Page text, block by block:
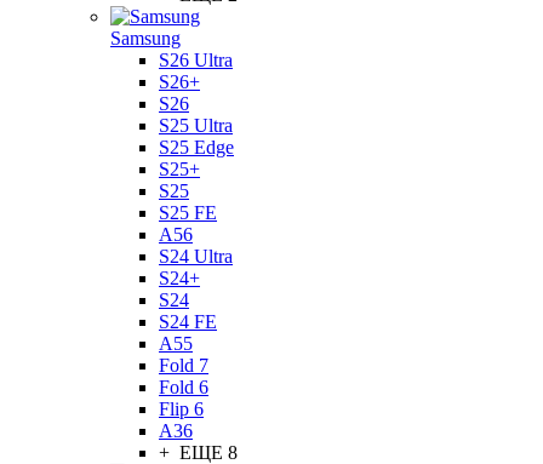
Samsung
S26 Ultra
S26+
S26
S25 Ultra
S25 Edge
S25+
S25
S25 FE
A56
S24 Ultra
S24+
S24
S24 FE
A55
Fold 7
Fold 6
Flip 6
A36
+ ЕЩЕ 8